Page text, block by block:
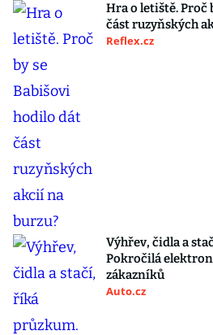
Hra o letiště. Proč
část ruzyňských
Reflex.cz
Výhřev, čidla a
Pokročilá
zákazníků
Auto.cz